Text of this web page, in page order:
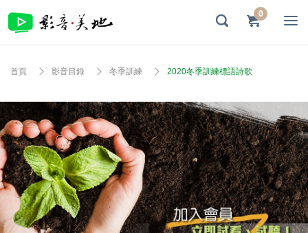
0
首頁 影音目錄 冬季訓練 2020冬季訓練標語詩歌